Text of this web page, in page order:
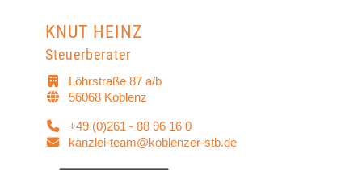
KNUT HEINZ
Steuerberater
Löhrstraße 87 a/b
56068 Koblenz
+49 (0)261 - 88 96 16 0
kanzlei-team@koblenzer-stb.de